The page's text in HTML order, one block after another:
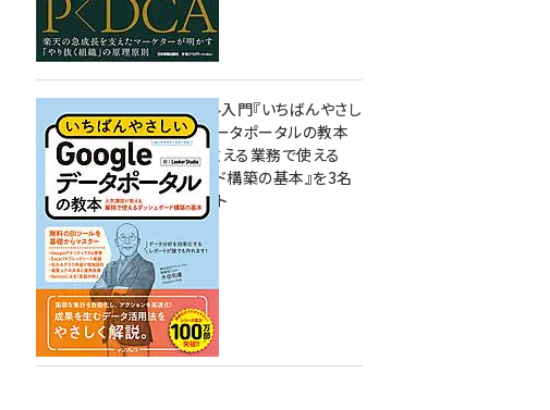
無料BIツール入門『いちばんやさし
いGoogleデータポータルの教本
人気講師が教える業務で使える
ダッシュボード構築の基本』を3名
様にプレゼント
7月31日 10:00